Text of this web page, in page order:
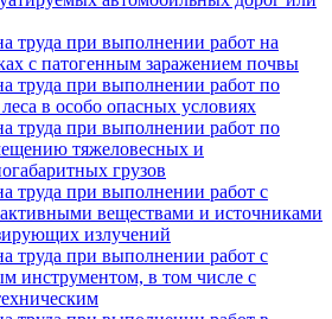
труда при выполнении работ на
с патогенным заражением почвы
труда при выполнении работ по
в особо опасных условиях
труда при выполнении работ по
тяжеловесных и
грузов
труда при выполнении работ с
веществами и источниками
излучений
труда при выполнении работ с
инструментом, в том числе с